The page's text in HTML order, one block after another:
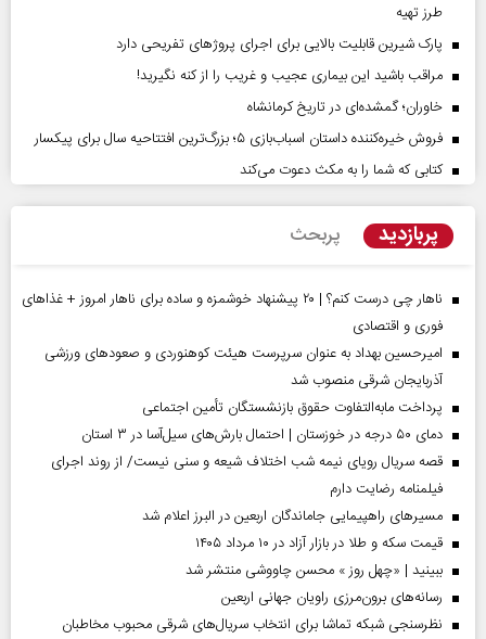
طرز تهیه
پارک شیرین قابلیت‌ بالایی برای اجرای پروژهای تفریحی دارد
مراقب باشید این بیماری عجیب و غریب را از کنه نگیرید!
خاوران؛ گمشده‌ای در تاریخ کرمانشاه
فروش خیره‌کننده داستان اسباب‌بازی ۵؛ بزرگ‌ترین افتتاحیه سال برای پیکسار
کتابی که شما را به مکث دعوت می‌کند
پربازدید پربحث
ناهار چی درست کنم؟ | ۲۰ پیشنهاد خوشمزه و ساده برای ناهار امروز + غذاهای
فوری و اقتصادی
امیرحسین بهداد به عنوان سرپرست هیئت کوهنوردی و صعودهای ورزشی
آذربایجان شرقی منصوب شد
پرداخت مابه‌التفاوت حقوق بازنشستگان تأمین اجتماعی
دمای ۵۰ درجه در خوزستان | احتمال بارش‌های سیل‌آسا در ۳ استان
قصه سریال رویای نیمه شب اختلاف شیعه و سنی نیست/ از روند اجرای
فیلمنامه رضایت دارم
مسیر‌های راهپیمایی جاماندگان اربعین در البرز اعلام شد
قیمت سکه و طلا در بازار آزاد در ۱۰ مرداد ۱۴۰۵
ببینید | «چهل روز » محسن چاووشی منتشر شد
رسانه‌های برون‌مرزی راویان جهانی اربعین
نظرسنجی شبکه تماشا برای انتخاب سریال‌های شرقی محبوب مخاطبان